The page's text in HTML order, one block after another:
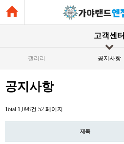
고객센터
갤러리 공지사항
공지사항
Total 1,098건 52 페이지
제목